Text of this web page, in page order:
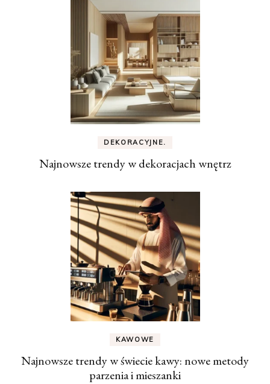
DEKORACYJNE.
Najnowsze trendy w dekoracjach wnętrz
KAWOWE
Najnowsze trendy w świecie kawy: nowe metody
parzenia i mieszanki